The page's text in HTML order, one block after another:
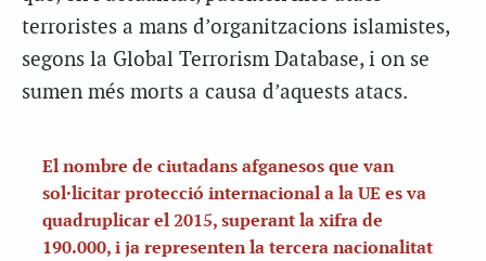
terroristes a mans d’organitzacions islamistes,
segons la Global Terrorism Database, i on se
sumen més morts a causa d’aquests atacs.
El nombre de ciutadans afganesos que van
sol·licitar protecció internacional a la UE es va
quadruplicar el 2015, superant la xifra de
190.000, i ja representen la tercera nacionalitat